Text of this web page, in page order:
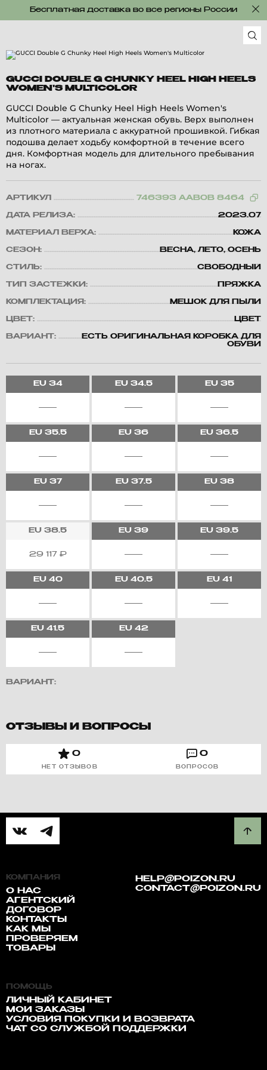
Бесплатная доставка во все регионы России
GUCCI DOUBLE G CHUNKY HEEL HIGH HEELS
WOMEN'S MULTICOLOR
GUCCI Double G Chunky Heel High Heels Women's
Multicolor — актуальная женская обувь. Верх выполнен
из плотного материала с аккуратной прошивкой. Гибкая
подошва делает ходьбу комфортной в течение всего
дня. Комфортная модель для длительного пребывания
на ногах.
АРТИКУЛ 746393 AAB0B 8464
ДАТА РЕЛИЗА: 2023.07
МАТЕРИАЛ ВЕРХА: КОЖА
СЕЗОН: ВЕСНА, ЛЕТО, ОСЕНЬ
СТИЛЬ: СВОБОДНЫЙ
ТИП ЗАСТЕЖКИ: ПРЯЖКА
КОМПЛЕКТАЦИЯ: МЕШОК ДЛЯ ПЫЛИ
ЦВЕТ: ЦВЕТ
ВАРИАНТ:
ЕСТЬ ОРИГИНАЛЬНАЯ КОРОБКА ДЛЯ
ОБУВИ
EU34 EU34.5 EU35
EU35.5 EU 36 EU 36.5
EU37 EU37.5 EU 38
EU 38.5
29 117 ₽
EU 39 EU 39.5
EU40 EU40.5 EU 41
EU 41.5 EU42
ВАРИАНТ:
ОТЗЫВЫ И ВОПРОСЫ
0
НЕТ ОТЗЫВОВ
0
ВОПРОСОВ
КОМПАНИЯ
О НАС
АГЕНТСКИЙ
ДОГОВОР
КОНТАКТЫ
КАК МЫ
ПРОВЕРЯЕМ
ТОВАРЫ
HELP@POIZON.RU
CONTACT@POIZON.RU
ПОМОЩЬ
ЛИЧНЫЙ КАБИНЕТ
МОИ ЗАКАЗЫ
УСЛОВИЯ ПОКУПКИ И ВОЗВРАТА
ЧАТ СО СЛУЖБОЙ ПОДДЕРЖКИ